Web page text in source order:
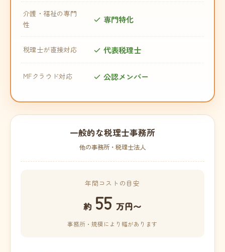
介護・福祉の専門
性
専門特化
税理士が直接対応 代表税理士
MFクラウド対応 公認メンバー
一般的な税理士事務所
他の事務所・税理士法人
年間コストの目安
約 55 万円〜
事務所・規模により幅があります